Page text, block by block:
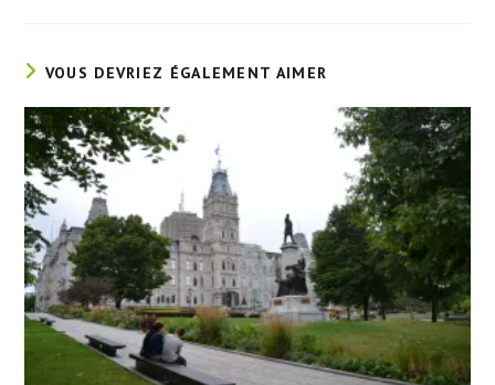
VOUS DEVRIEZ ÉGALEMENT AIMER